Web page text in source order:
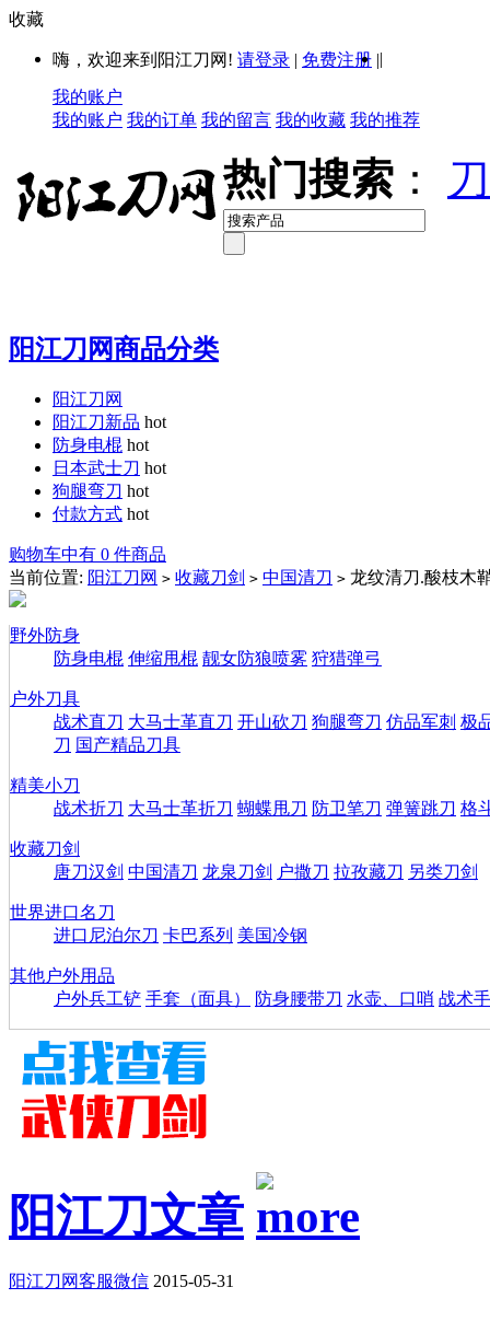
收藏
嗨，欢迎来到阳江刀网! 请登录 | 免费注册 ||
我的账户
我的账户 我的订单 我的留言 我的收藏 我的推荐
热门搜索 ：
阳江刀网商品分类
阳江刀网
阳江刀新品 hot
防身电棍 hot
日本武士刀 hot
狗腿弯刀 hot
付款方式 hot
购物车中有 0 件商品
当前位置: 阳江刀网 > 收藏刀剑 > 中国清刀 > 龙纹清刀.酸枝木
野外防身
防身电棍 伸缩甩棍 靓女防狼喷雾 狩猎弹弓
户外刀具
战术直刀 大马士革直刀 开山砍刀 狗腿弯刀 仿品军刺 极
刀 国产精品刀具
精美小刀
战术折刀 大马士革折刀 蝴蝶甩刀 防卫笔刀 弹簧跳刀 格
收藏刀剑
唐刀汉剑 中国清刀 龙泉刀剑 户撒刀 拉孜藏刀 另类刀剑
世界进口名刀
进口尼泊尔刀 卡巴系列 美国冷钢
其他户外用品
户外兵工铲 手套（面具） 防身腰带刀 水壶、口哨 战术
阳江刀文章
阳江刀网客服微信 2015-05-31